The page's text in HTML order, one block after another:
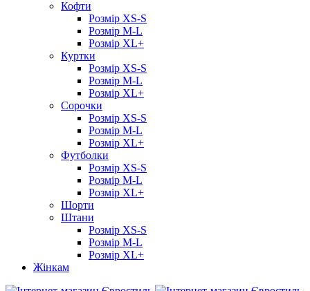
Кофти
Розмір XS-S
Розмір M-L
Розмір XL+
Куртки
Розмір XS-S
Розмір M-L
Розмір XL+
Сорочки
Розмір XS-S
Розмір M-L
Розмір XL+
Футболки
Розмір XS-S
Розмір M-L
Розмір XL+
Шорти
Штани
Розмір XS-S
Розмір M-L
Розмір XL+
Жінкам